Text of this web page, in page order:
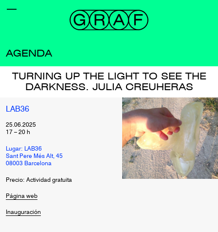
AGENDA
TURNING UP THE LIGHT TO SEE THE
DARKNESS. JULIA CREUHERAS
LAB36
25.06.2025
17 – 20 h
Lugar: LAB36
Sant Pere Més Alt, 45
08003 Barcelona
Precio: Actividad gratuita
Página web
Inauguración